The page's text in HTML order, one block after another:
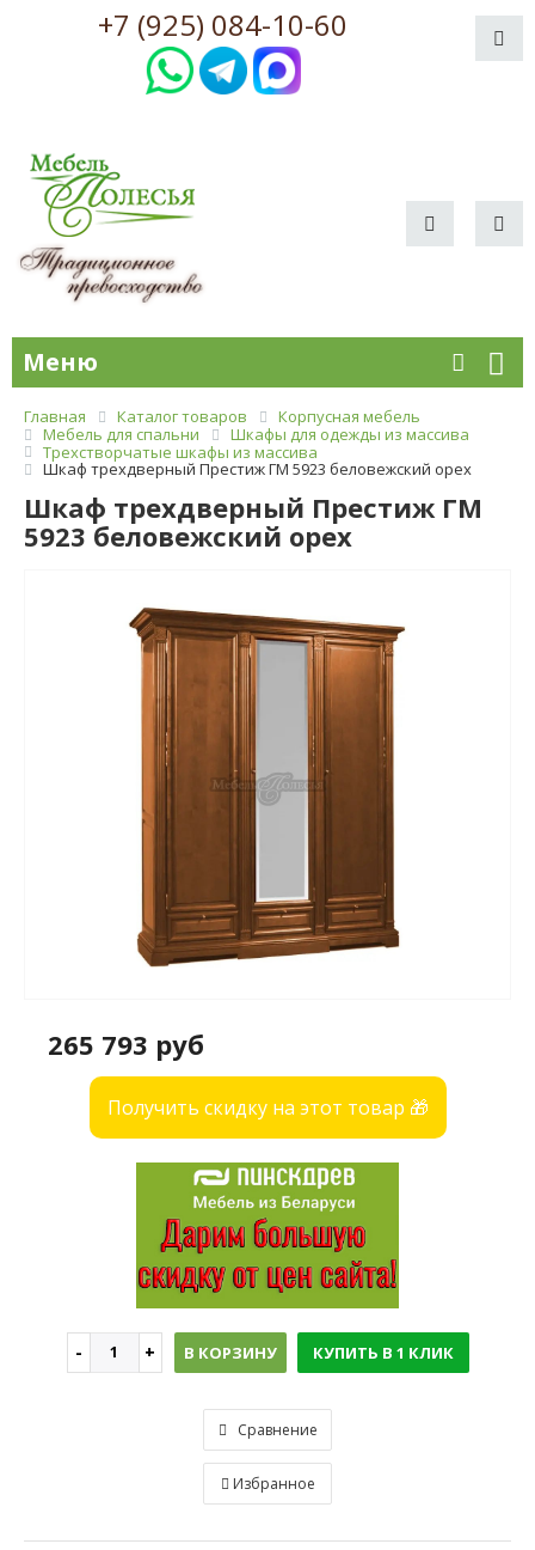
+7 (925) 084-10-60
Меню
Главная Каталог товаров
Корпусная мебель
Мебель для спальни
Шкафы для одежды из массива
Трехстворчатые шкафы из массива
Шкаф трехдверный Престиж ГМ 5923 беловежский орех
Шкаф трехдверный Престиж ГМ
5923 беловежский орех
265 793 руб
Получить скидку на этот товар 🎁
В КОРЗИНУ КУПИТЬ В 1 КЛИК
Сравнение
Избранное